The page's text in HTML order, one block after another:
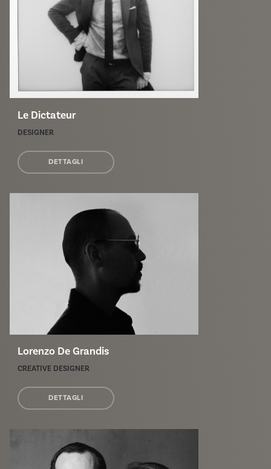
Le Dictateur
DESIGNER
DETTAGLI
Lorenzo De Grandis
CREATIVE DESIGNER
DETTAGLI